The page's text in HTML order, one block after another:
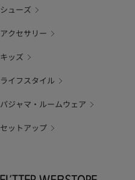
シューズ
アクセサリー
キッズ
ライフスタイル
パジャマ・ルームウェア
セットアップ